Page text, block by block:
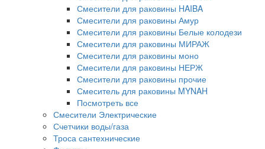
Смесители для раковины HAIBA
Смесители для раковины Амур
Смесители для раковины Белые колодези
Смесители для раковины МИРАЖ
Смесители для раковины моно
Смесители для раковины НЕРЖ
Смесители для раковины прочие
Смеситель для раковины MYNAH
Посмотреть все
Смесители Электрические
Счетчики воды/газа
Троса сантехнические